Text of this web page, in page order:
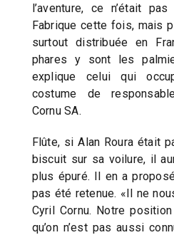
l’aventure, ce n’était
Fabrique cette fois, mais
surtout distribuée en
phares y sont les
explique celui qui
costume de
Cornu SA.
Flûte, si Alan Roura était
biscuit sur sa voilure, il
plus épuré. Il en a
pas été retenue. «Il ne
Cyril Cornu. Notre
qu’on n’est pas aussi